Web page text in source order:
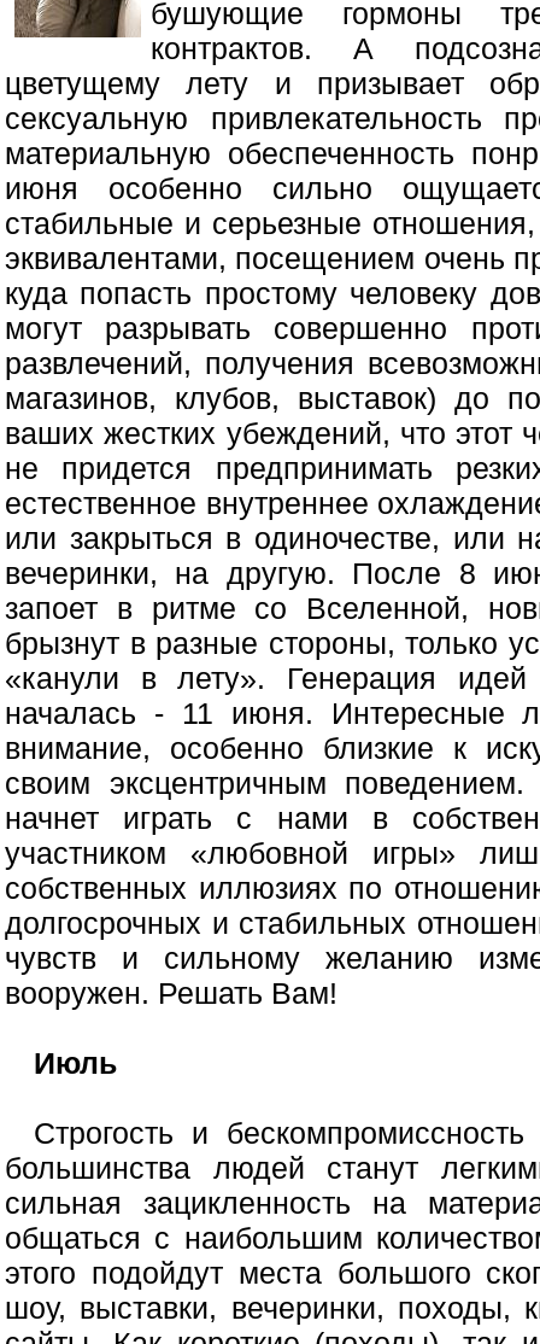
бушующие гормоны
контрактов. А
цветущему лету и призывает
сексуальную привлекательность
материальную обеспеченность
июня особенно сильно
стабильные и серьезные
эквивалентами, посещением очень
куда попасть простому человеку
могут разрывать совершенно
развлечений, получения
магазинов, клубов, выставок) до
ваших жестких убеждений, что этот
не придется предпринимать
естественное внутреннее
или закрыться в одиночестве, или
вечеринки, на другую. После 8
запоет в ритме со Вселенной,
брызнут в разные стороны, только
«канули в лету». Генерация
началась - 11 июня. Интересные
внимание, особенно близкие к
своим эксцентричным
начнет играть с нами в
участником «любовной игры»
собственных иллюзиях по
долгосрочных и стабильных
чувств и сильному желанию
вооружен. Решать Вам!
Июль
Строгость и
большинства людей станут
сильная зацикленность на
общаться с наибольшим
этого подойдут места большого
шоу, выставки, вечеринки,